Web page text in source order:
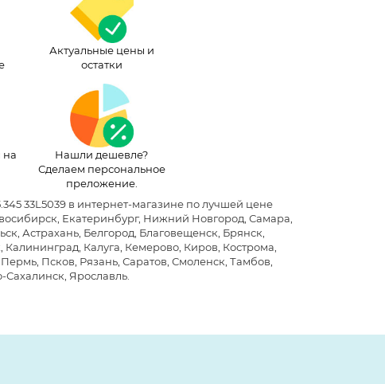
Актуальные цены и
остатки
на
Нашли дешевле?
Сделаем персональное
преложение.
33L5039 в интернет-магазине по лучшей цене
Екатеринбург, Нижний Новгород, Самара,
Астрахань, Белгород, Благовещенск, Брянск,
Калуга, Кемерово, Киров, Кострома,
Псков, Рязань, Саратов, Смоленск, Тамбов,
Ярославль.